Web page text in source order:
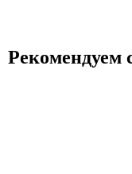
Рекомендуем